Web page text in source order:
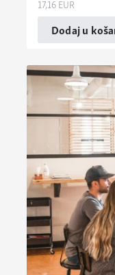
17,16EUR
Dodaj u